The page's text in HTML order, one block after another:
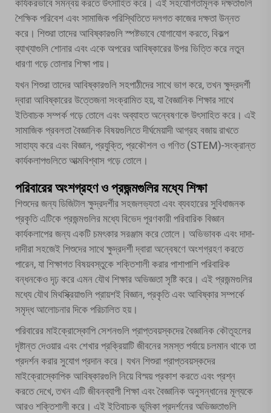
কার্যকরভাবে সমন্বয় করতে উৎসাহিত করে। এই সহযোগিতামূলক দক্ষতাগুলি
শৈক্ষিক পরিবেশ এবং সামাজিক পরিস্থিতিতে দলগত কাজের দক্ষতা উন্নত
করে। শিশুরা তাদের আবিষ্কারগুলি স্পষ্টভাবে যোগাযোগ করতে, বিকল্প
ব্যাখ্যাগুলি শোনার এবং একে অপরের আবিষ্কারের উপর ভিত্তি করে নতুন
ধারণা গড়ে তোলার শিক্ষা পায়।
যখন শিশুরা তাদের আবিষ্কারগুলি সহপাঠীদের সাথে ভাগ করে, তখন ক্ষুদ্রদর্শী
দ্বারা আবিষ্কারের উত্তেজনা সংক্রামিত হয়, যা বৈজ্ঞানিক শিক্ষার সাথে
ইতিবাচক সম্পর্ক গড়ে তোলে এবং অব্যাহত অন্বেষণকে উৎসাহিত করে। এই
সামাজিক প্রবলতা বৈজ্ঞানিক বিষয়গুলিতে দীর্ঘমেয়াদী আগ্রহ বজায় রাখতে
সাহায্য করে এবং বিজ্ঞান, প্রযুক্তি, প্রকৌশল ও গণিত (STEM)-সংক্রান্ত
কার্যকলাপগুলিতে আত্মবিশ্বাস গড়ে তোলে।
পরিবারের অংশগ্রহণ ও প্রজন্মগুলির মধ্যে শিক্ষা
শিশুদের জন্য ডিজিটাল ক্ষুদ্রদর্শীর সহজলভ্যতা এবং ব্যবহারের সুবিধাজনক
প্রকৃতি এটিকে প্রজন্মগুলির মধ্যে বিভেদ পূরণকারী পরিবারিক বিজ্ঞান
কার্যকলাপের জন্য একটি চমৎকার সরঞ্জাম করে তোলে। অভিভাবক এবং দাদা-
দাদীরা সহজেই শিশুদের সাথে ক্ষুদ্রদর্শী দ্বারা অন্বেষণে অংশগ্রহণ করতে
পারেন, যা শিক্ষাগত বিষয়বস্তুকে শক্তিশালী করার পাশাপাশি পরিবারিক
বন্ধনকেও দৃঢ় করে এমন যৌথ শিক্ষার অভিজ্ঞতা সৃষ্টি করে। এই প্রজন্মগুলির
মধ্যে যৌথ মিথস্ক্রিয়াগুলি প্রায়শই বিজ্ঞান, প্রকৃতি এবং আবিষ্কার সম্পর্কে
সমৃদ্ধ আলোচনার দিকে পরিচালিত হয়।
পরিবারের মাইক্রোস্কোপি সেশনগুলি প্রাপ্তবয়স্কদের বৈজ্ঞানিক কৌতূহলের
দৃষ্টান্ত দেওয়ার এবং শেখার প্রক্রিয়াটি জীবনের সমস্ত পর্যায়ে চলমান থাকে তা
প্রদর্শন করার সুযোগ প্রদান করে। যখন শিশুরা প্রাপ্তবয়স্কদের
মাইক্রোস্কোপিক আবিষ্কারগুলি নিয়ে বিস্ময় প্রকাশ করতে এবং প্রশ্ন
করতে দেখে, তখন এটি জীবনব্যাপী শিক্ষা এবং বৈজ্ঞানিক অনুসন্ধানের মূল্যকে
আরও শক্তিশালী করে। এই ইতিবাচক ভূমিকা প্রদর্শনের অভিজ্ঞতাগুলি